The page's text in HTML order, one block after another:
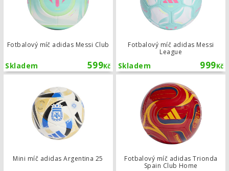
Fotbalový míč adidas Messi Club
599Kč
Skladem
Fotbalový míč adidas Messi
League
999Kč
Skladem
Mini míč adidas Argentina 25
Fotbalový míč adidas Trionda
Spain Club Home